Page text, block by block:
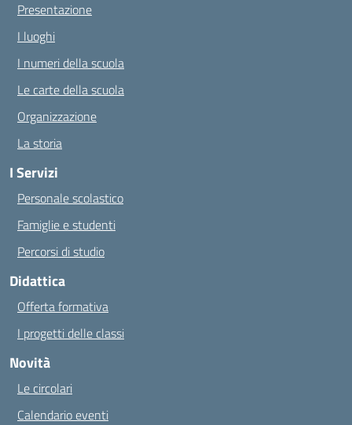
Presentazione
I luoghi
I numeri della scuola
Le carte della scuola
Organizzazione
La storia
I Servizi
Personale scolastico
Famiglie e studenti
Percorsi di studio
Didattica
Offerta formativa
I progetti delle classi
Novità
Le circolari
Calendario eventi